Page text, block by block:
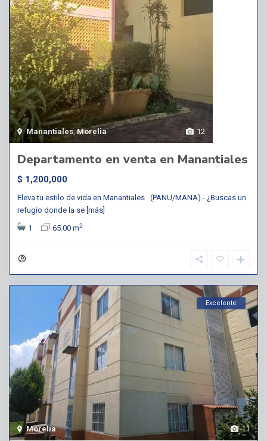
12
Manantiales,Morelia
Departamento en venta en Manantiales
$ 1,200,000
Eleva tu estilo de vida en Manantiales (PANU/MANA).- ¿Buscas un
refugio donde la se [más]
1
65.00 m2
11
Morelia
Excelente